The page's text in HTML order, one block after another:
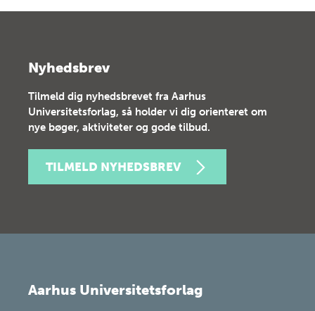
Nyhedsbrev
Tilmeld dig nyhedsbrevet fra Aarhus
Universitetsforlag, så holder vi dig orienteret om
nye bøger, aktiviteter og gode tilbud.
TILMELD NYHEDSBREV
Aarhus Universitetsforlag